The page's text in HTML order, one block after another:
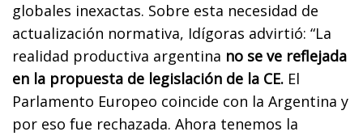
globales inexactas. Sobre esta necesidad de
actualización normativa, Idígoras advirtió: “La
realidad productiva argentina no se ve reflejada
en la propuesta de legislación de la CE. El
Parlamento Europeo coincide con la Argentina y
por eso fue rechazada. Ahora tenemos la